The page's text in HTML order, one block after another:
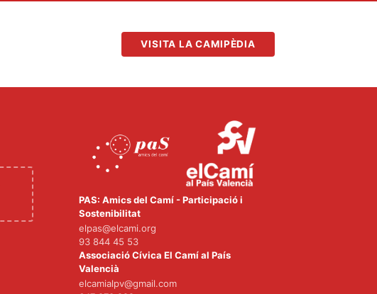
VISITA LA CAMIPÈDIA
PAS: Amics del Camí - Participació i
Sostenibilitat
elpas@elcami.org
93 844 45 53
Associació Cívica El Camí al País
Valencià
elcamialpv@gmail.com